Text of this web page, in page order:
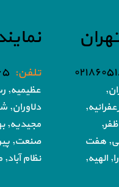
تلفن:
عظیمیه,
دلاوران,
مجیدیه,
صنعت,
نظام آباد,
هفت
الهیه,